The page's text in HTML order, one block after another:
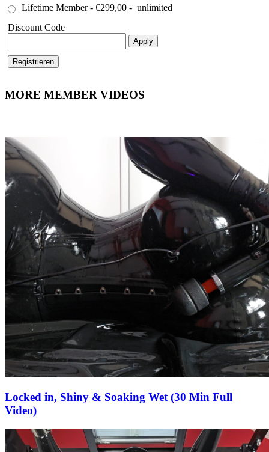
Lifetime Member- €299,00 - unlimited
Discount Code
Apply
MORE MEMBER VIDEOS
Locked in, Shiny & Soaking Wet (30 Min Full
Video)